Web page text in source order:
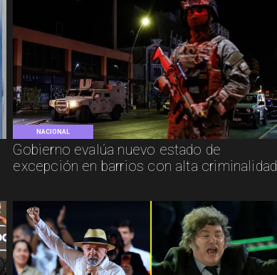
NACIONAL
Gobierno evalúa nuevo estado de
excepción en barrios con alta criminalidad